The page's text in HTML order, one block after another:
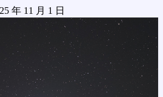
年 11 月 1 日